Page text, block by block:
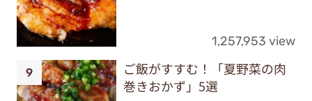
1,257,953 view
ご飯がすすむ！「夏野菜の肉
巻きおかず」5選